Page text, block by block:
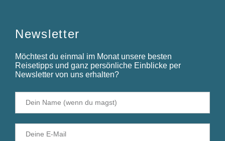
Newsletter
Möchtest du einmal im Monat unsere besten
Reisetipps und ganz persönliche Einblicke per
Newsletter von uns erhalten?